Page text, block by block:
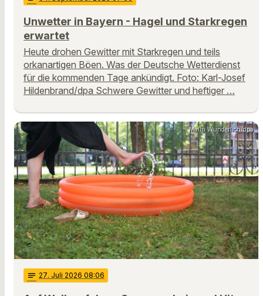
Unwetter in Bayern - Hagel und Starkregen
erwartet
Heute drohen Gewitter mit Starkregen und teils
orkanartigen Böen. Was der Deutsche Wetterdienst
für die kommenden Tage ankündigt. Foto: Karl-Josef
Hildenbrand/dpa Schwere Gewitter und heftiger …
Malin Wunderlich/dpa
notes 27. Juli 2026 08:06